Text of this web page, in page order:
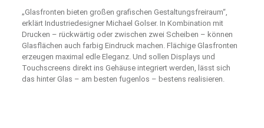
„Glasfronten bieten großen grafischen Gestaltungsfreiraum“,
erklärt Industriedesigner Michael Golser. In Kombination mit
Drucken – rückwärtig oder zwischen zwei Scheiben – können
Glasflächen auch farbig Eindruck machen. Flächige Glasfronten
erzeugen maximal edle Eleganz. Und sollen Displays und
Touchscreens direkt ins Gehäuse integriert werden, lässt sich
das hinter Glas – am besten fugenlos – bestens realisieren.